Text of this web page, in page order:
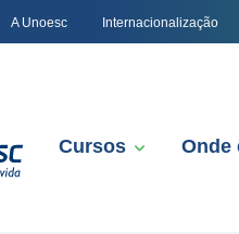
A Unoesc Internacionalização
Cursos Onde